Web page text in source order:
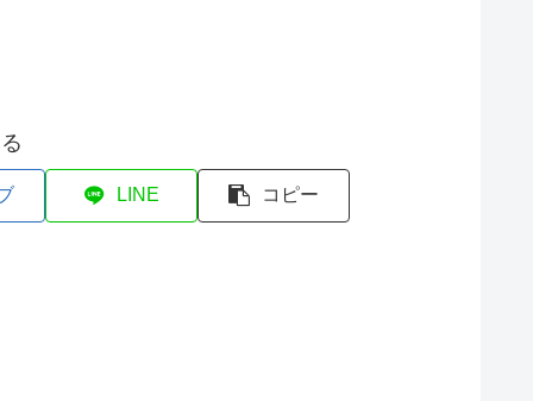
LINE コピー